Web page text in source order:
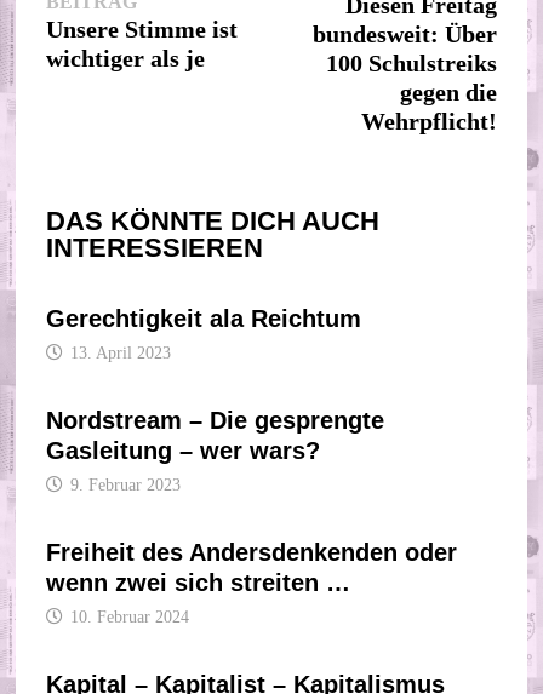
Beitrag:
Unsere Stimme ist
wichtiger als je
bundesweit: Über
100 Schulstreiks
gegen die
Wehrpflicht!
DAS KÖNNTE DICH AUCH
INTERESSIEREN
Gerechtigkeit ala Reichtum
13. April 2023
Nordstream – Die gesprengte
Gasleitung – wer wars?
9. Februar 2023
Freiheit des Andersdenkenden oder
wenn zwei sich streiten …
10. Februar 2024
Kapital – Kapitalist – Kapitalismus